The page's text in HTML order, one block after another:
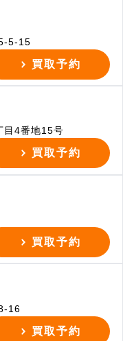
5-15
買取予約
目4番地15号
買取予約
買取予約
16
買取予約